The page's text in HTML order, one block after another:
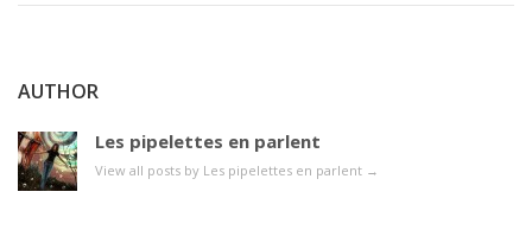
AUTHOR
Les pipelettes en parlent
View all posts by Les pipelettes en parlent →